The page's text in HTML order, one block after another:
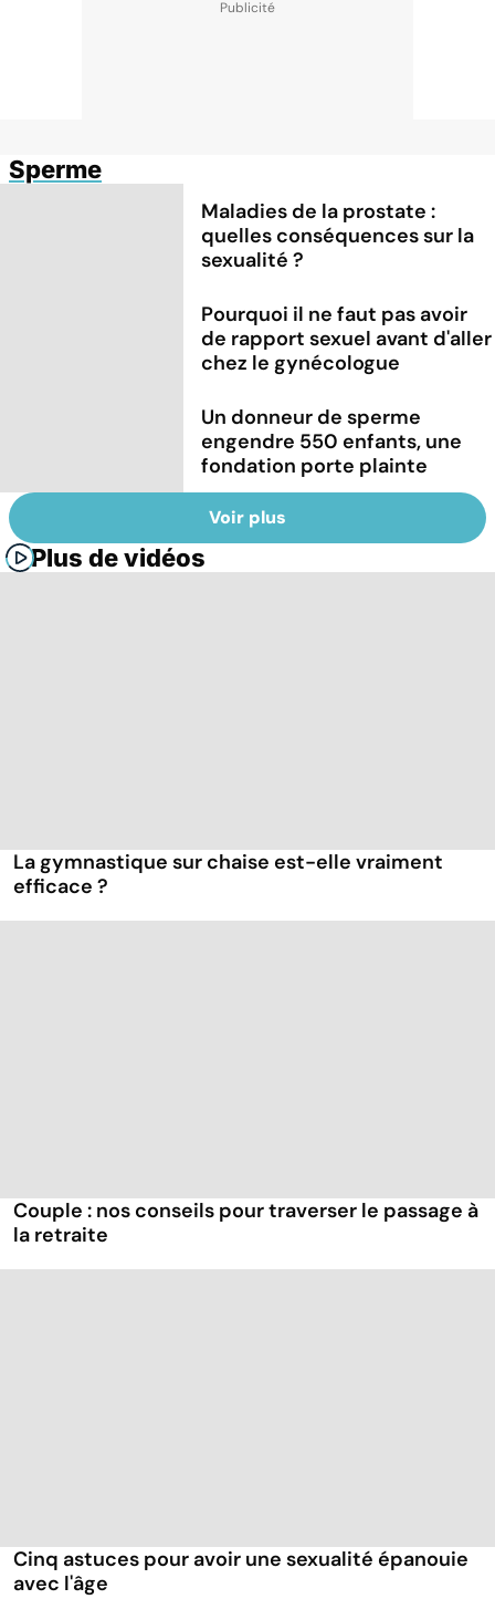
Sperme
Maladies de la prostate :
quelles conséquences sur la
sexualité ?
Pourquoi il ne faut pas avoir
de rapport sexuel avant d'aller
chez le gynécologue
Un donneur de sperme
engendre 550 enfants, une
fondation porte plainte
Voir plus
Plus de vidéos
La gymnastique sur chaise est-elle vraiment
efficace ?
Couple : nos conseils pour traverser le passage à
la retraite
Cinq astuces pour avoir une sexualité épanouie
avec l'âge